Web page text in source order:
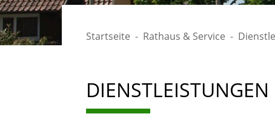
Startseite Rathaus & Service
DIENSTLEISTUNGEN